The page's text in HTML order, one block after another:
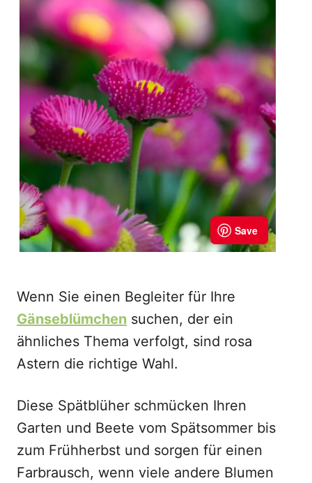
Wenn Sie einen Begleiter für Ihre
Gänseblümchen suchen, der ein
ähnliches Thema verfolgt, sind rosa
Astern die richtige Wahl.
Diese Spätblüher schmücken Ihren
Garten und Beete vom Spätsommer bis
zum Frühherbst und sorgen für einen
Farbrausch, wenn viele andere Blumen